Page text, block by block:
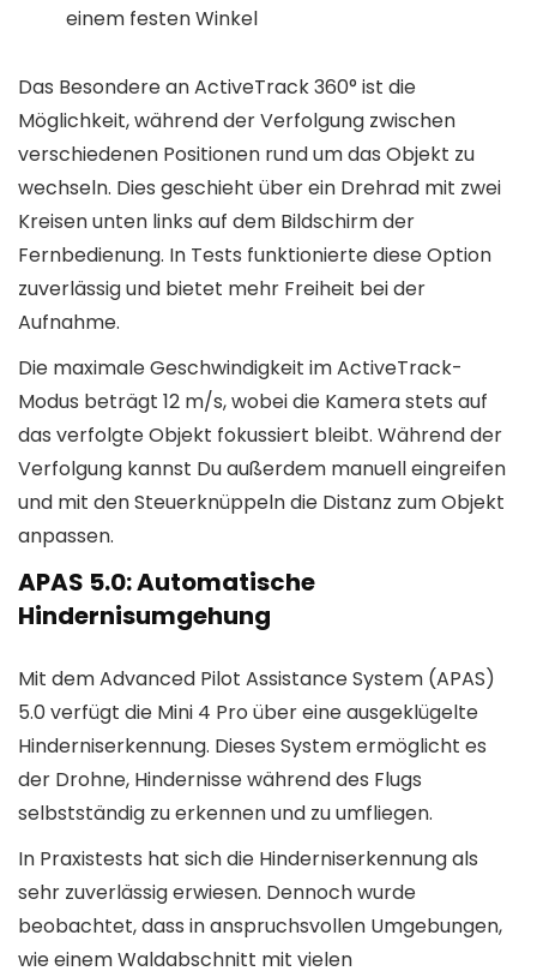
einem festen Winkel
Das Besondere an ActiveTrack 360° ist die
Möglichkeit, während der Verfolgung zwischen
verschiedenen Positionen rund um das Objekt zu
wechseln. Dies geschieht über ein Drehrad mit zwei
Kreisen unten links auf dem Bildschirm der
Fernbedienung. In Tests funktionierte diese Option
zuverlässig und bietet mehr Freiheit bei der
Aufnahme.
Die maximale Geschwindigkeit im ActiveTrack-
Modus beträgt 12 m/s, wobei die Kamera stets auf
das verfolgte Objekt fokussiert bleibt. Während der
Verfolgung kannst Du außerdem manuell eingreifen
und mit den Steuerknüppeln die Distanz zum Objekt
anpassen.
APAS 5.0: Automatische
Hindernisumgehung
Mit dem Advanced Pilot Assistance System (APAS)
5.0 verfügt die Mini 4 Pro über eine ausgeklügelte
Hinderniserkennung. Dieses System ermöglicht es
der Drohne, Hindernisse während des Flugs
selbstständig zu erkennen und zu umfliegen.
In Praxistests hat sich die Hinderniserkennung als
sehr zuverlässig erwiesen. Dennoch wurde
beobachtet, dass in anspruchsvollen Umgebungen,
wie einem Waldabschnitt mit vielen